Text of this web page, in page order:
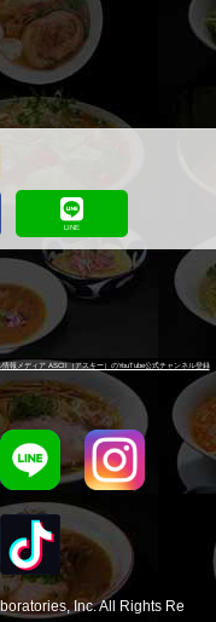
ューも入った豪華
#中華蕎麦丸め東
#ramennoodl
#麺スタグラム #ラ
#ramen_cp
onMay 30, 2019 at 3:04am PDT
LINE
Inc. All Rights Re